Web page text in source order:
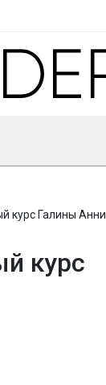
курс Галины Анни
курс